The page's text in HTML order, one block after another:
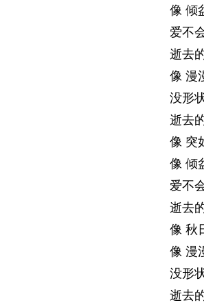
像 倾
爱不
逝去
像 漫
没形
逝去
像 突
像 倾
爱不
逝去
像 秋
像 漫
没形
逝去